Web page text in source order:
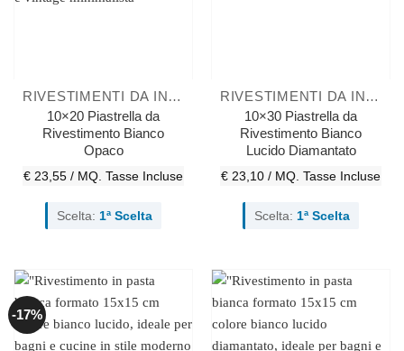
RIVESTIMENTI DA INTERNO
10×20 Piastrella da
Rivestimento Bianco
Opaco
€ 23,55 / MQ. Tasse Incluse
Scelta: 1ª Scelta
RIVESTIMENTI DA INTERNO
10×30 Piastrella da
Rivestimento Bianco
Lucido Diamantato
€ 23,10 / MQ. Tasse Incluse
Scelta: 1ª Scelta
-17%